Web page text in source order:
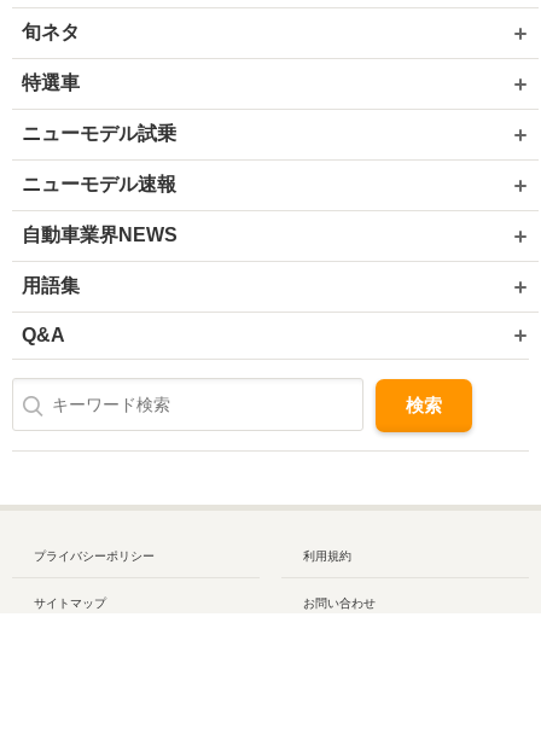
旬ネタ
特選車
ニューモデル試乗
ニューモデル速報
自動車業界NEWS
用語集
Q&A
プライバシーポリシー 利用規約
サイトマップ お問い合わせ